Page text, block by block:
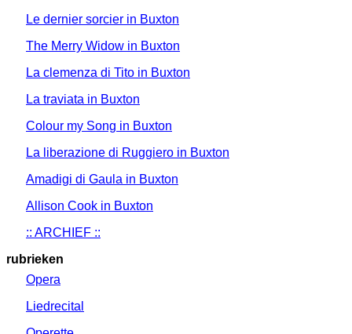
Le dernier sorcier in Buxton
The Merry Widow in Buxton
La clemenza di Tito in Buxton
La traviata in Buxton
Colour my Song in Buxton
La liberazione di Ruggiero in Buxton
Amadigi di Gaula in Buxton
Allison Cook in Buxton
:: ARCHIEF ::
rubrieken
Opera
Liedrecital